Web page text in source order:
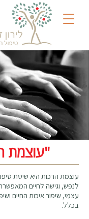
"עוצמת
עוצמת הרכות היא שיטת
לנפש, וגישה לחיים
עצמי, שיפור איכות החיים
בכלל.